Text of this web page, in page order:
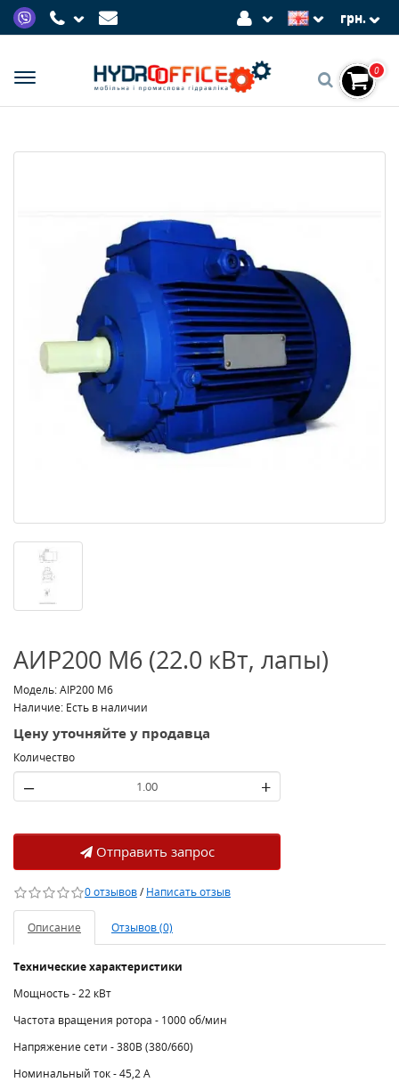
грн.
0
АИР200 M6 (22.0 кВт, лапы)
Модель: АІР200 M6
Наличие: Есть в наличии
Цену уточняйте у продавца
Количество
– +
Отправить запрос
0 отзывов/Написать отзыв
Описание Отзывов (0)
Технические характеристики
Мощность - 22 кВт
Частота вращения ротора - 1000 об/мин
Напряжение сети - 380В (380/660)
Номинальный ток - 45,2 A